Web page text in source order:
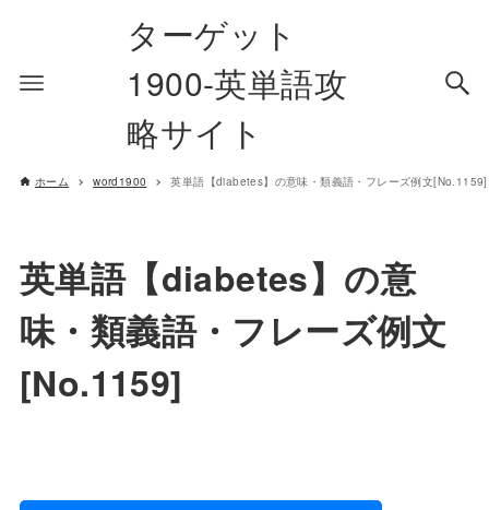
ターゲット
1900-英単語攻
略サイト
ホーム word1900 英単語【diabetes】の意味・類義語・フレーズ例文[No.1159]
英単語【diabetes】の意
味・類義語・フレーズ例文
[No.1159]